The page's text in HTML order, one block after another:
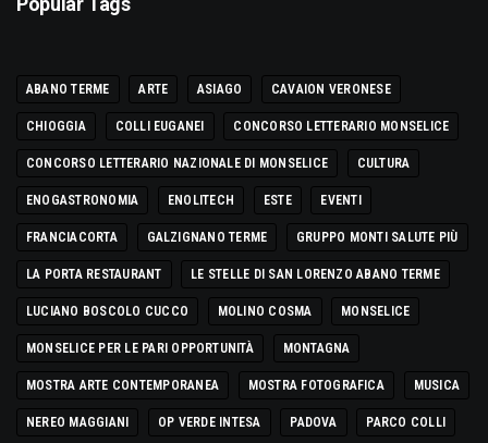
ABANO TERME ARTE ASIAGO CAVAION VERONESE
CHIOGGIA COLLI EUGANEI CONCORSO LETTERARIO MONSELICE
CONCORSO LETTERARIO NAZIONALE DI MONSELICE CULTURA
ENOGASTRONOMIA ENOLITECH ESTE EVENTI
FRANCIACORTA GALZIGNANO TERME GRUPPO MONTI SALUTE PIÙ
LA PORTA RESTAURANT LE STELLE DI SAN LORENZO ABANO TERME
LUCIANO BOSCOLO CUCCO MOLINO COSMA MONSELICE
MONSELICE PER LE PARI OPPORTUNITÀ MONTAGNA
MOSTRA ARTE CONTEMPORANEA MOSTRA FOTOGRAFICA MUSICA
NEREO MAGGIANI OP VERDE INTESA PADOVA PARCO COLLI